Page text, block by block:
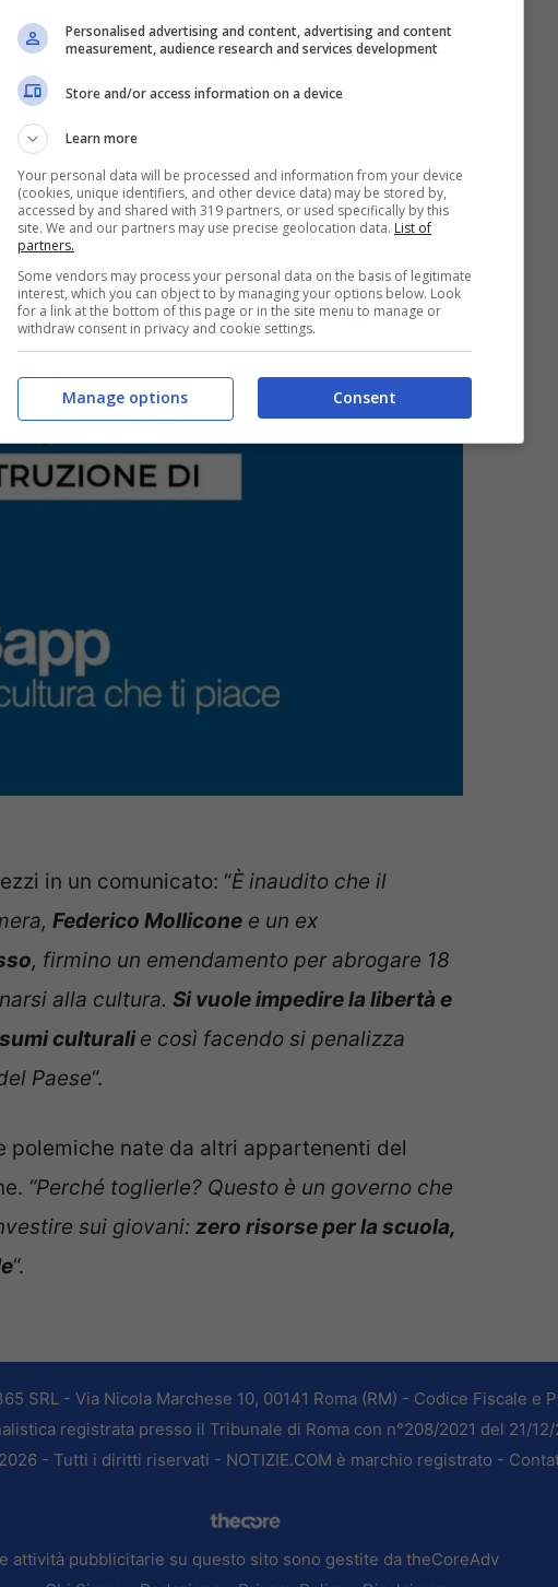
dello spettacolo. Non solo: per gli operatori
di Roma. Una decisione che non è affatto
che, tramite una nota, la presidente dei
la sua contrarietà in merito a tutto ciò.
chiede spiegazioni
in un comunicato: “È inaudito che il
Federico Mollicone e un ex
, firmino un emendamento per abrogare 18
alla cultura. Si vuole impedire la libertà e
culturalie così facendo si penalizza
Paese“.
nate da altri appartenenti del
“Perché toglierle? Questo è un governo che
sui giovani: zero risorse per la scuola,
“.
SRL - Via Nicola Marchese 10, 00141 Roma (RM) - Codice Fiscale e
registrata presso il Tribunale di Roma con n°208/2021 del 21/12/
- Tutti i diritti riservati - NOTIZIE.COM è marchio registrato -
attività pubblicitarie su questo sito sono gestite da theCoreAdv
Personalised advertising and content, advertising and content
measurement, audience research and services development
Store and/or access information on a device
Learn more
Your personal data will be processed and information from your device
(cookies, unique identifiers, and other device data) may be stored by,
accessed by and shared with 319 partners, or used specifically by this
site. We and our partners may use precise geolocation data. List of
partners.
Some vendors may process your personal data on the basis of legitimate
interest, which you can object to by managing your options below. Look
for a link at the bottom of this page or in the site menu to manage or
withdraw consent in privacy and cookie settings.
Consent
Manage options